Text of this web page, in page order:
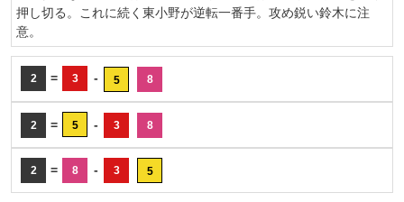
押し切る。これに続く東小野が逆転一番手。攻め鋭い鈴木に注
意。
2 = 3 - 5 8
2 = 5 - 3 8
2 = 8 - 3 5